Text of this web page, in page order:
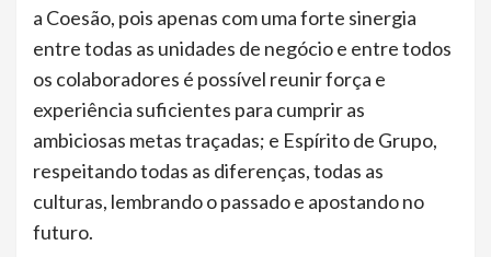
a Coesão, pois apenas com uma forte sinergia
entre todas as unidades de negócio e entre todos
os colaboradores é possível reunir força e
experiência suficientes para cumprir as
ambiciosas metas traçadas; e Espírito de Grupo,
respeitando todas as diferenças, todas as
culturas, lembrando o passado e apostando no
futuro.